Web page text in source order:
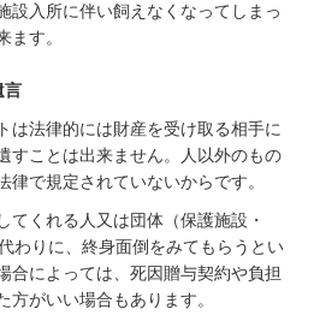
設入所に伴い飼えなくなってしまっ
ます。
言
は法律的には財産を受け取る相手に
すことは出来ません。人以外のもの
律で規定されていないからです。
てくれる人又は団体（保護施設・
わりに、終身面倒をみてもらうとい
合によっては、死因贈与契約や負担
がいい場合もあります。